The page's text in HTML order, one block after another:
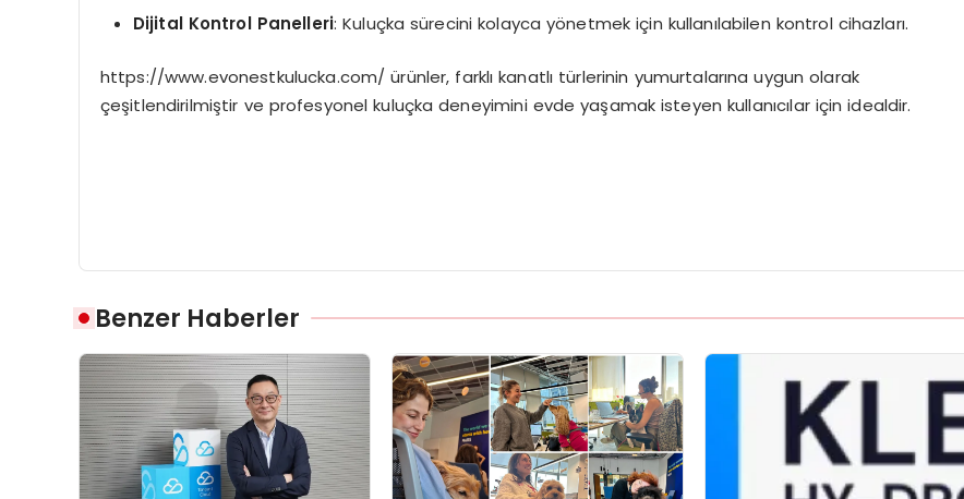
Dijital Kontrol Panelleri: Kuluçka sürecini kolayca yönetmek için kullanılabilen kontrol cihazları.
https://www.evonestkulucka.com/ ürünler, farklı kanatlı türlerinin yumurtalarına uygun olarak
çeşitlendirilmiştir ve profesyonel kuluçka deneyimini evde yaşamak isteyen kullanıcılar için idealdir.
Benzer Haberler